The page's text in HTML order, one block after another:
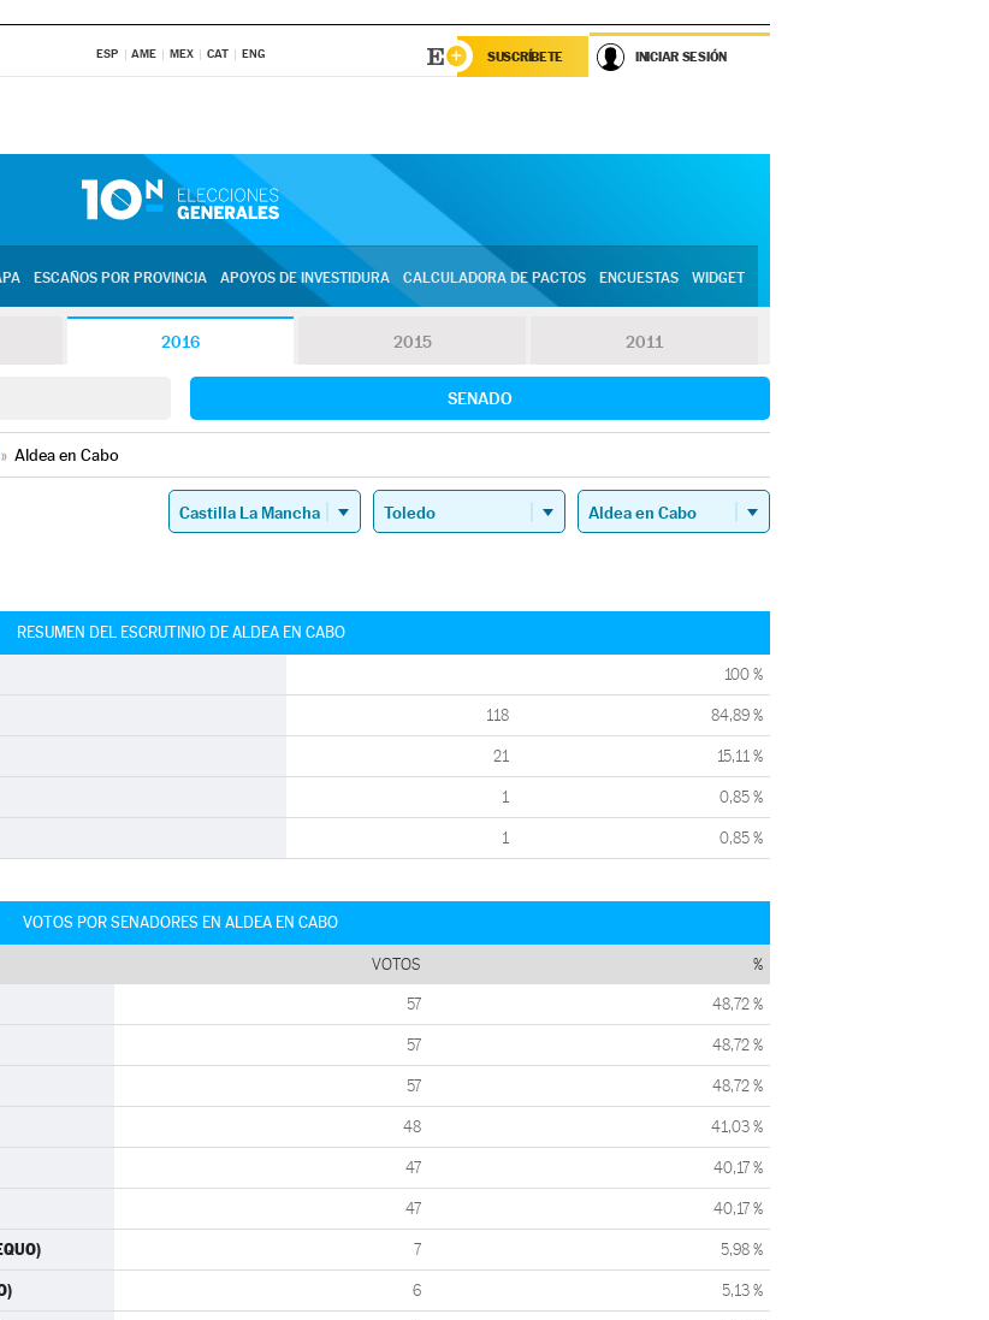
ESP AME MEX CAT ENG SUSCRÍBETE INICIAR SESIÓN
ESCAÑOS POR PROVINCIA APOYOS DE INVESTIDURA CALCULADORA DE PACTOS ENCUESTAS WIDGET
2016 2015 2011
SENADO
» Aldea en Cabo
RESUMEN DEL ESCRUTINIO DE ALDEA EN CABO
100 %
118 84,89 %
21 15,11 %
1 0,85 %
1 0,85 %
VOTOS POR SENADORES EN ALDEA EN CABO
VOTOS %
57 48,72 %
57 48,72 %
57 48,72 %
48 41,03 %
47 40,17 %
47 40,17 %
7 5,98 %
6 5,13 %